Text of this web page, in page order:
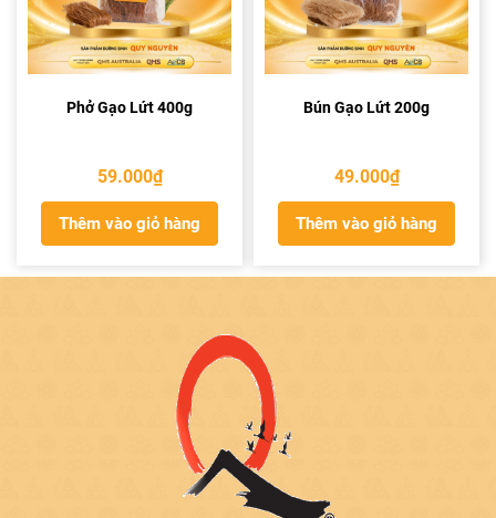
Phở Gạo Lứt 400g
59.000₫
Thêm vào giỏ hàng
Bún Gạo Lứt 200g
49.000₫
Thêm vào giỏ hàng